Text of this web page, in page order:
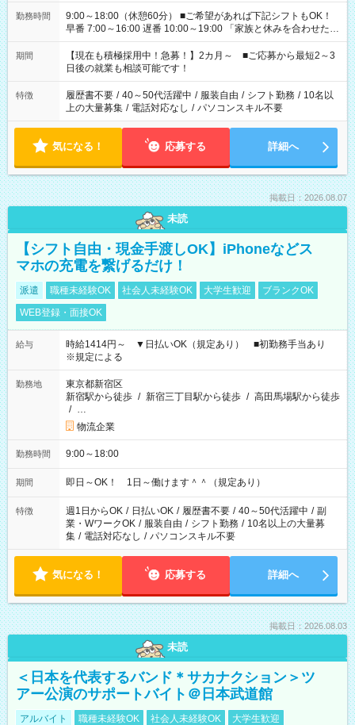
勤務時間
9:00～18:00（休憩60分） ■ご希望があれば下記シフトもOK！
早番 7:00～16:00 遅番 10:00～19:00 「家族と休みを合わせた
い」 「余裕を持って夕飯の準備がしたい」 「できれば残業はし
たくない」 など、ご希望を教えてくださいね。 ※Wワーク希望
の方へ 今ご覧のお仕事で希望する勤務時間と、もう1つのお仕事
の勤務時間。 合計で週40時間を超える場合は応募できません。
期間
【現在も積極採用中！急募！】2カ月～ ■ご応募から最短2～3
日後の就業も相談可能です！
特徴 履歴書不要 / 40～50代活躍中 / 服装自由 / シフト勤務 / 10名以
上の大量募集 / 電話対応なし / パソコンスキル不要
気になる！ 応募する 詳細へ
掲載日：2026.08.07
未読
【シフト自由・現金手渡しOK】iPhoneなどス
マホの充電を繋げるだけ！
派遣 職種未経験OK 社会人未経験OK 大学生歓迎
ブランクOK
WEB登録・面接OK
給与
時給1414円～ ▼日払いOK（規定あり） ■初勤務手当あり
※規定による
勤務地
東京都新宿区
新宿駅から徒歩 / 新宿三丁目駅から徒歩 / 高田馬場駅から徒歩
/ …
物流企業
勤務時間 9:00～18:00
期間 即日～OK！ 1日～働けます＾＾（規定あり）
特徴 週1日からOK / 日払いOK / 履歴書不要 / 40～50代活躍中 / 副
業・WワークOK / 服装自由 / シフト勤務 / 10名以上の大量募
集 / 電話対応なし / パソコンスキル不要
気になる！ 応募する 詳細へ
掲載日：2026.08.03
未読
＜日本を代表するバンド＊サカナクション＞ツ
アー公演のサポートバイト＠日本武道館
アルバイト 職種未経験OK 社会人未経験OK
大学生歓迎